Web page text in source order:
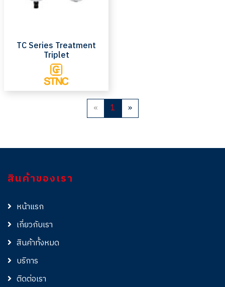
TC Series Treatment
Triplet
« 1 »
สินค้าของเรา
หน้าแรก
เกี่ยวกับเรา
สินค้าทั้งหมด
บริการ
ติดต่อเรา